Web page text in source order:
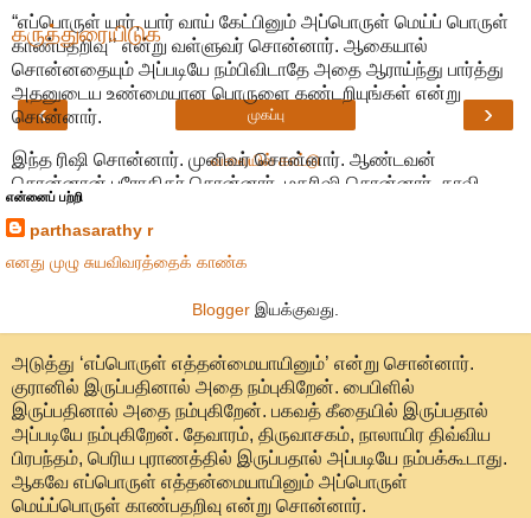
“எப்பொருள் யார், யார் வாய் கேட்பினும் அப்பொருள் மெய்ப் பொருள்
காண்பதறிவு’’ என்று வள்ளுவர் சொன்னார். ஆகையால்
சொன்னதையும் அப்படியே நம்பிவிடாதே அதை ஆராய்ந்து பார்த்து
அதனுடைய உண்மையான பொருளை கண்டறியுங்கள் என்று
சொன்னார்.
இந்த ரிஷி சொன்னார். முனிவர் சொன்னார். ஆண்டவன்
சொன்னான் புரோகிதர் சொன்னார். மகரிஷி சொன்னார். காவி
வேட்டி சாமியார் சொன்னார். வெள்ளை வேட்டி சாமியார் சொன்னார்.
இதை எல்லாம் அவன் சொன்னால், இவன் சொன்னான் என்று
சொல்லாமல் ஒருவன் சொன்னதில் உண்மையான தன்மை என்ன
என்பதை கண்டறிய வேண்டும் என்று வள்ளுவர் சொன்னார்.
மெய்ப்பொருள் காணுங்கள்
அடுத்து ‘எப்பொருள் எத்தன்மையாயினும்’ என்று சொன்னார்.
குரானில் இருப்பதினால் அதை நம்புகிறேன். பைபிளில்
இருப்பதினால் அதை நம்புகிறேன். பகவத் கீதையில் இருப்பதால்
அப்படியே நம்புகிறேன். தேவாரம், திருவாசகம், நாலாயிர திவ்விய
பிரபந்தம், பெரிய புராணத்தில் இருப்பதால் அப்படியே நம்பக்கூடாது.
ஆகவே எப்பொருள் எத்தன்மையாயினும் அப்பொருள்
மெய்ப்பொருள் காண்பதறிவு என்று சொன்னார்.
கருத்துரையிடுக
‹ ›
முகப்பு
வலையில் காட்டு
என்னைப் பற்றி
parthasarathy r
எனது முழு சுயவிவரத்தைக் காண்க
Blogger இயக்குவது.